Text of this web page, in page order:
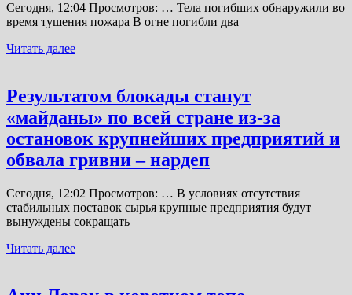
Сегодня, 12:04 Просмотров: … Тела погибших обнаружили во
время тушения пожара В огне погибли два
Читать далее
Результатом блокады станут
«майданы» по всей стране из-за
остановок крупнейших предприятий и
обвала гривни – нардеп
Сегодня, 12:02 Просмотров: … В условиях отсутствия
стабильных поставок сырья крупные предприятия будут
вынуждены сокращать
Читать далее